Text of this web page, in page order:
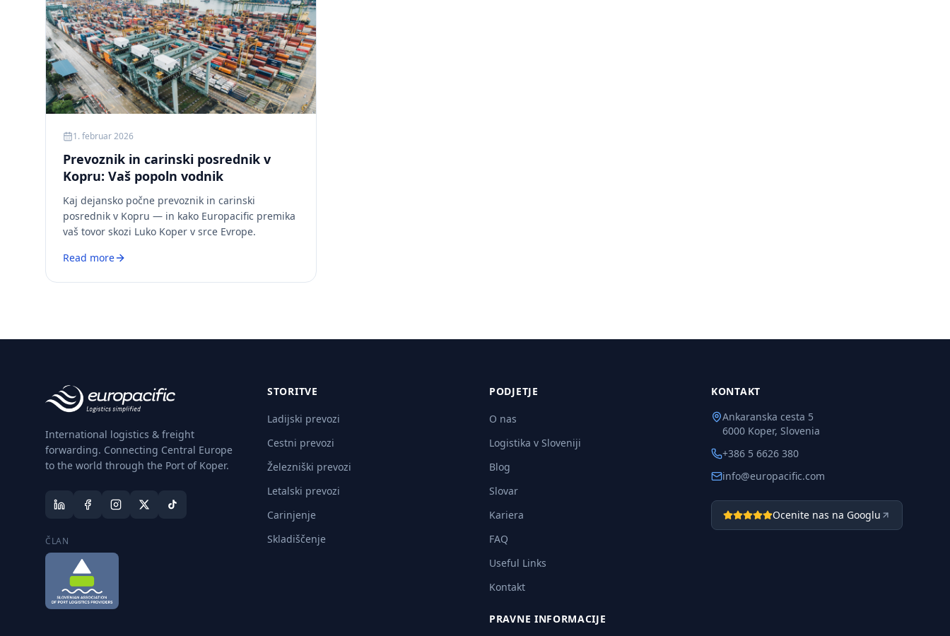
1. februar 2026
Prevoznik in carinski posrednik v
Kopru: Vaš popoln vodnik
Kaj dejansko počne prevoznik in carinski
posrednik v Kopru — in kako Europacific premika
vaš tovor skozi Luko Koper v srce Evrope.
Read more
International logistics & freight
forwarding. Connecting Central Europe
to the world through the Port of Koper.
ČLAN
STORITVE
Ladijski prevozi
Cestni prevozi
Železniški prevozi
Letalski prevozi
Carinjenje
Skladiščenje
PODJETJE
O nas
Logistika v Sloveniji
Blog
Slovar
Kariera
FAQ
Useful Links
Kontakt
PRAVNE INFORMACIJE
KONTAKT
Ankaranska cesta 5
6000 Koper, Slovenia
+386 5 6626 380
info@europacific.com
Ocenite nas na Googlu